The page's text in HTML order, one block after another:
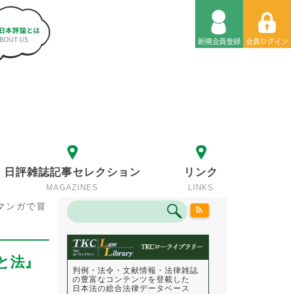
日評雑誌記事セレクション
MAGAZINES
リンク
LINKS
ンガで冒
』
判例・法令・文献情報・法律雑誌
の豊富なコンテンツを登載した
日本法の総合法律データベース